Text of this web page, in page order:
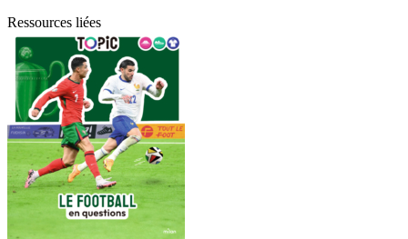
Ressources liées